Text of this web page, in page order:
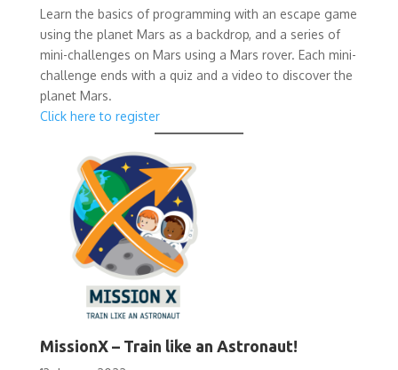
Learn the basics of programming with an escape game
using the planet Mars as a backdrop, and a series of
mini-challenges on Mars using a Mars rover. Each mini-
challenge ends with a quiz and a video to discover the
planet Mars.
Click here to register
MissionX – Train like an Astronaut!